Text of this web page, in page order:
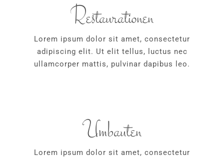
Restaurationen
Lorem ipsum dolor sit amet, consectetur
adipiscing elit. Ut elit tellus, luctus nec
ullamcorper mattis, pulvinar dapibus leo.
Umbauten
Lorem ipsum dolor sit amet, consectetur